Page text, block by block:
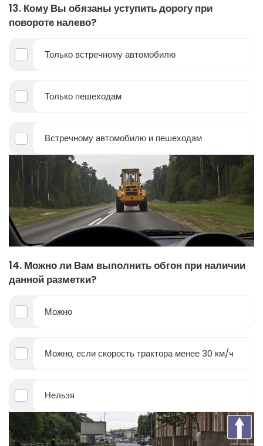
13. Кому Вы обязаны уступить дорогу при
повороте налево?
Только встречному автомобилю
Только пешеходам
Встречному автомобилю и пешеходам
14. Можно ли Вам выполнить обгон при наличии
данной разметки?
Можно
Можно, если скорость трактора менее 30 км/ч
Нельзя